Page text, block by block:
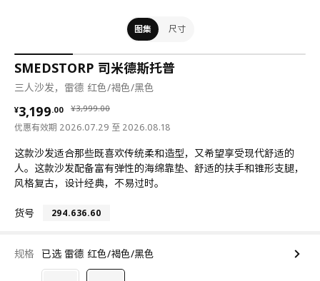
图集 尺寸
SMEDSTORP 司米德斯托普
三人沙发，雷德 红色/褐色/黑色
¥3,999.00
¥ 3999.00
¥3,199.00
¥ 3199.00
优惠有效期 2026.07.29 至 2026.08.18
这款沙发适合那些既喜欢传统柔和造型，又希望享受现代舒适的
人。这款沙发配备富有弹性的海绵靠垫、舒适的扶手和锥形支腿，
风格复古，设计经典，不易过时。
货号 294.636.60
规格 已选 雷德 红色/褐色/黑色